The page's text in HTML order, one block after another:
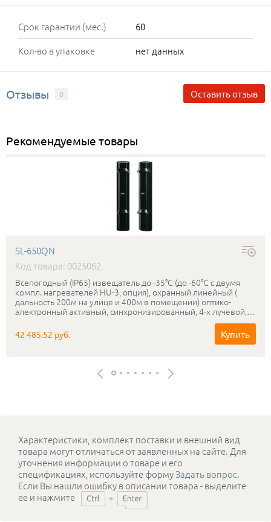
Срок гарантии (мес.)
60
Кол-во в упаковке
нет данных
Отзывы 0 Оставить отзыв
Рекомендуемые товары
SL-650QN
Код товара: 0025062
Всепогодный (IP65) извещатель до -35°С (до -60°С с двумя
компл. нагревателей HU-3, опция), охранный линейный (
дальность 200м на улице и 400м в помещении) оптико-
электронный активный, синхронизированный, 4-х лучевой,
"сухие контакты " - н.з./н.о. реле, микропроцессорный, защита
от разрядов до 15 кВ
42 485.52 руб. Купить
Характеристики, комплект поставки и внешний вид
товара могут отличаться от заявленных на сайте. Для
уточнения информации о товаре и его
спецификациях, используйте формуЗадать вопрос.
Если Вы нашли ошибку в описании товара - выделите
ее и нажмите